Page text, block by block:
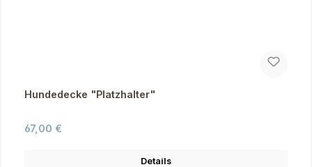
Hundedecke "Platzhalter"
Regulärer Preis:
67,00 €
Details